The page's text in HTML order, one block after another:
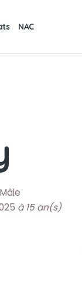
NAC
Mâle
à 15 an(s)